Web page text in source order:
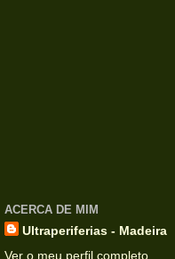
ACERCA DE MIM
Ultraperiferias - Madeira
Ver o meu perfil completo